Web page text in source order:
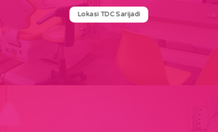
Lokasi TDC Sarijadi